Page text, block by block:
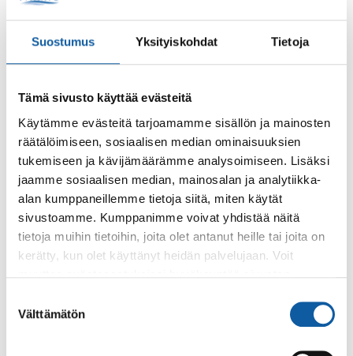
Suostumus Yksityiskohdat Tietoja
Tämä sivusto käyttää evästeitä
Käytämme evästeitä tarjoamamme sisällön ja mainosten
räätälöimiseen, sosiaalisen median ominaisuuksien
tukemiseen ja kävijämäärämme analysoimiseen. Lisäksi
jaamme sosiaalisen median, mainosalan ja analytiikka-
alan kumppaneillemme tietoja siitä, miten käytät
sivustoamme. Kumppanimme voivat yhdistää näitä
tietoja muihin tietoihin, joita olet antanut heille tai joita on
kerätty, kun olet käyttänyt heidän palvelujaan. Voit
valinta
Välttämätön
Palaute
Käyntiosoite: Vistantie 18
Postiosoite: PL 50, 21531 PAIMIO
Vaihde: (02) 474 511